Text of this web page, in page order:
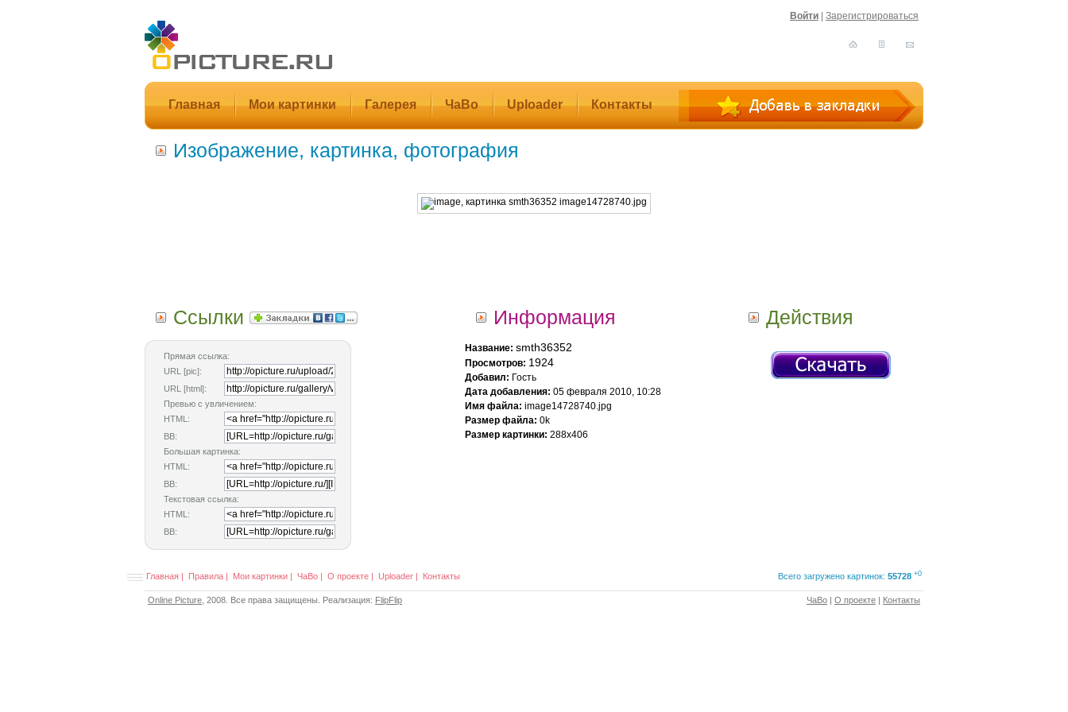
Войти Зарегистрироваться
Главная Мои картинки Галерея ЧаВо Uploader Контакты
Изображение, картинка, фотография
Ссылки
Прямая ссылка:
URL [pic]:
URL [html]:
Превью с увличением:
HTML:
BB:
Большая картинка:
HTML:
BB:
Текстовая ссылка:
HTML:
BB:
Информация
Название: smth36352
Просмотров: 1924
Добавил: Гость
Дата добавления: 05 февраля 2010, 10:28
Имя файла: image14728740.jpg
Размер файла: 0k
Размер картинки: 288x406
Действия
Всего загружено картинок: 55728 +0
Главная | Правила | Мои картинки | ЧаВо | О проекте | Uploader | Контакты
ЧаВо | О проекте | Контакты
Online Picture , 2008. Все права защищены. Реализация: FlipFlip